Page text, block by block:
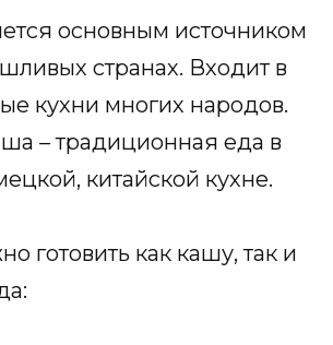
основным источником
странах. Входит в
кухни многих народов.
– традиционная еда в
китайской кухне.
готовить как кашу, так и